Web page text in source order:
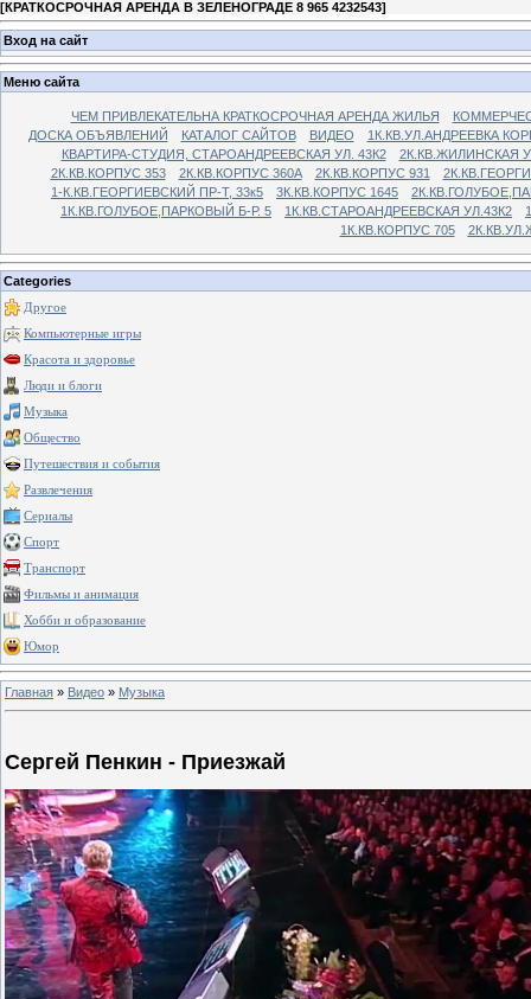
[КРАТКОСРОЧНАЯ АРЕНДА В ЗЕЛЕНОГРАДЕ 8 965 4232543]
Вход на сайт
Меню сайта
ЧЕМ ПРИВЛЕКАТЕЛЬНА КРАТКОСРОЧНАЯ АРЕНДА ЖИЛЬЯ
ДОСКА ОБЪЯВЛЕНИЙ
КАТАЛОГ САЙТОВ ВИДЕО
1К.КВ.УЛ.АНДРЕЕВКА
КВАРТИРА-СТУДИЯ, СТАРОАНДРЕЕВСКАЯ УЛ. 43К2
2К.КВ.ЖИЛИНСКАЯ
2К.КВ.КОРПУС 353
2К.КВ.КОРПУС 360А 2К.КВ.КОРПУС 931
1-К.КВ.ГЕОРГИЕВСКИЙ ПР-Т, 33к5
3К.КВ.КОРПУС 1645
1К.КВ.ГОЛУБОЕ,ПАРКОВЫЙ Б-Р. 5
1К.КВ.СТАРОАНДРЕЕВСКАЯ УЛ.43К2
1К.КВ.КОРПУС 705
Categories
Другое
Компьютерные игры
Красота и здоровье
Люди и блоги
Музыка
Общество
Путешествия и события
Развлечения
Сериалы
Спорт
Транспорт
Фильмы и анимация
Хобби и образование
Юмор
Главная » Видео » Музыка
Сергей Пенкин - Приезжай